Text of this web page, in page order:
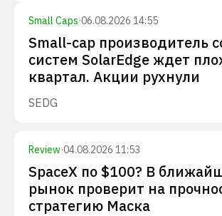
Small Caps·06.08.2026 14:55
Small-cap производитель
систем SolarEdge ждет
квартал. Акции рухнули
SEDG
Review·04.08.2026 11:53
SpaceX по $100? В
рынок проверит на
стратегию Маска